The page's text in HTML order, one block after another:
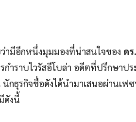
ามีอีกหนึ่งมุมมองที่น่าสนใจของ ด
กำราบไวรัสอีโบล่า อดีตที่ปรึกษา
กธุรกิจชื่อดังได้นำมาเสนอผ่านเฟ
ดังนี้